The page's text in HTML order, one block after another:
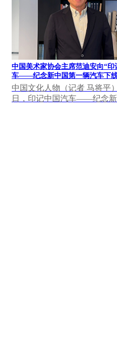
中国美术家协会主席范迪安向“印
车——纪念新中国第一辆汽车下
大众篆刻作品展”发表视频致辞
中国文化人物（记者 马将平
日，印记中国汽车——纪念新